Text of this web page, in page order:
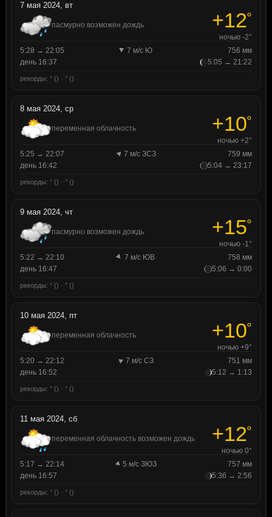
7 мая 2024, вт
пасмурно возможен дождь +12°
ночью -2°
5:28 → 22:05
7 м/с Ю
756 мм
день 16:37
5:05 → 21:22
рекорды: ° () · ° ()
8 мая 2024, ср
переменная облачность +10°
ночью +2°
5:25 → 22:07
7 м/с ЗСЗ
759 мм
день 16:42
5:04 → 23:17
рекорды: ° () · ° ()
9 мая 2024, чт
пасмурно возможен дождь +15°
ночью -1°
5:22 → 22:10
7 м/с ЮВ
758 мм
день 16:47
5:06 → 0:00
рекорды: ° () · ° ()
10 мая 2024, пт
переменная облачность +10°
ночью +9°
5:20 → 22:12
7 м/с СЗ
751 мм
день 16:52
5:12 → 1:13
рекорды: ° () · ° ()
11 мая 2024, сб
переменная облачность возможен дождь +12°
ночью 0°
5:17 → 22:14
5 м/с ЗЮЗ
757 мм
день 16:57
5:36 → 2:56
рекорды: ° () · ° ()